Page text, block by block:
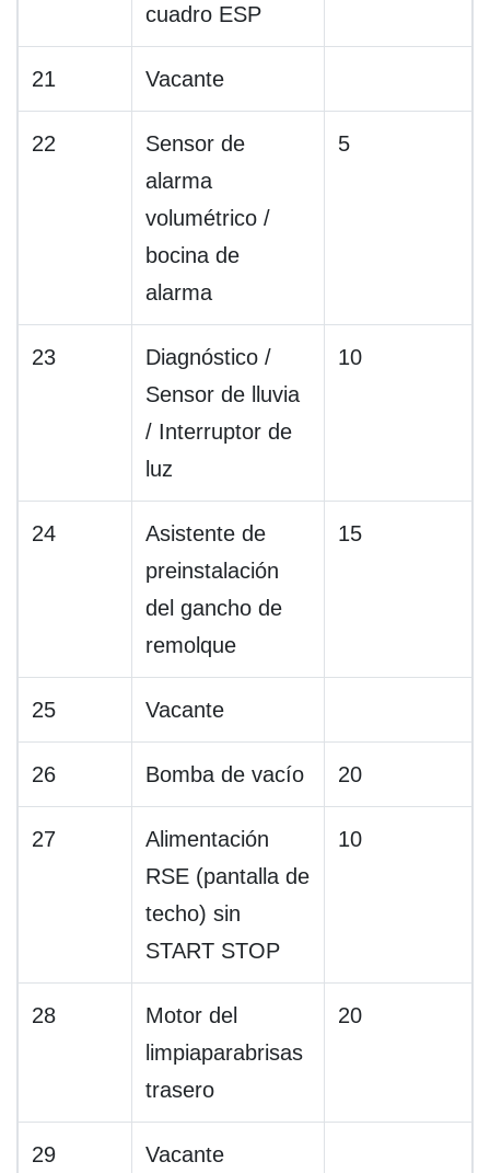
cuadro ESP
21 Vacante
22
Sensor de
alarma
volumétrico /
bocina de
alarma
5
23
Diagnóstico /
Sensor de lluvia
/ Interruptor de
luz
10
24
Asistente de
preinstalación
del gancho de
remolque
15
25 Vacante
26 Bomba de vacío 20
27
Alimentación
RSE (pantalla de
techo) sin
START STOP
10
28
Motor del
limpiaparabrisas
trasero
20
29 Vacante